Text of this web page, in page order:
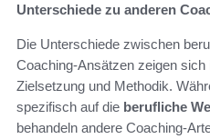
Unterschiede zu anderen
Die Unterschiede zwischen
Coaching-Ansätzen zeigen sich
Zielsetzung und Methodik.
spezifisch auf die berufliche
behandeln andere Coaching-